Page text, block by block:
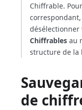
Chiffrable.
correspondant,
Chiffrables au
structure de la
de